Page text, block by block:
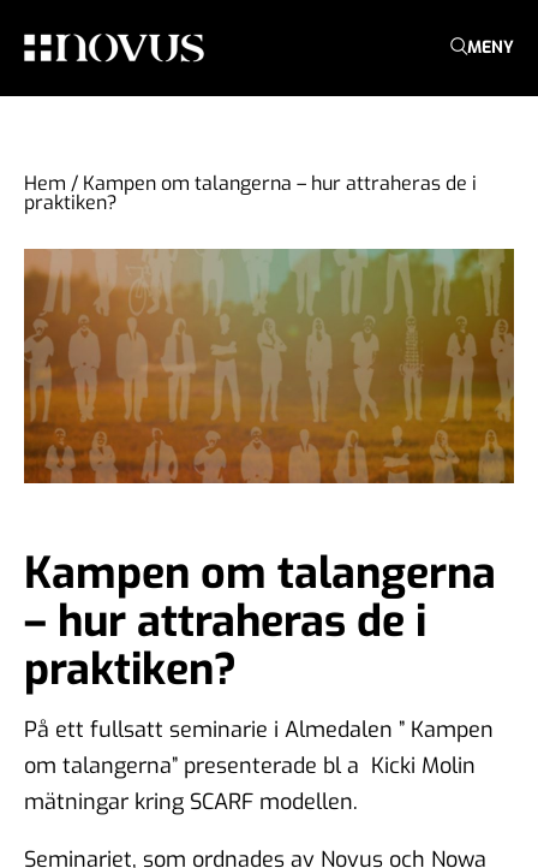
MENY
Hem / Kampen om talangerna – hur attraheras de i
praktiken?
Kampen om talangerna
– hur attraheras de i
praktiken?
På ett fullsatt seminarie i Almedalen ” Kampen
om talangerna” presenterade bl a Kicki Molin
mätningar kring SCARF modellen.
Seminariet, som ordnades av Novus och Nowa